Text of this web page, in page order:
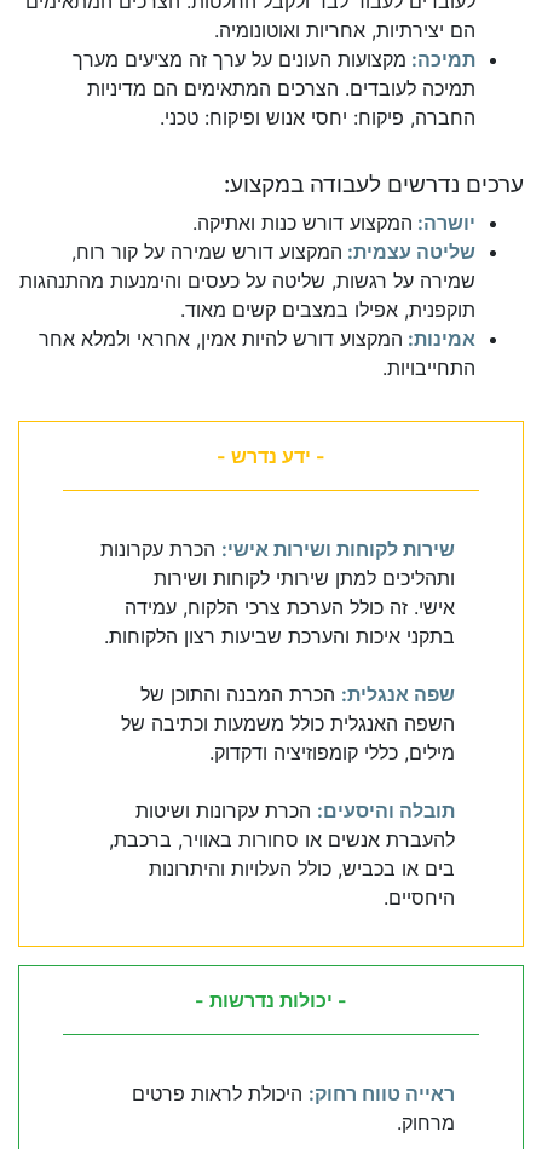
הם יצירתיות, אחריות ואוטונומיה.
תמיכה: מקצועות העונים על ערך זה מציעים מערך
תמיכה לעובדים. הצרכים המתאימים הם מדיניות
החברה, פיקוח: יחסי אנוש ופיקוח: טכני.
ערכים נדרשים לעבודה במקצוע:
יושרה: המקצוע דורש כנות ואתיקה.
שליטה עצמית: המקצוע דורש שמירה על קור רוח,
שמירה על רגשות, שליטה על כעסים והימנעות מהתנהגות
תוקפנית, אפילו במצבים קשים מאוד.
אמינות: המקצוע דורש להיות אמין, אחראי ולמלא אחר
התחייבויות.
- ידע נדרש -
שירות לקוחות ושירות אישי: הכרת עקרונות
ותהליכים למתן שירותי לקוחות ושירות
אישי. זה כולל הערכת צרכי הלקוח, עמידה
בתקני איכות והערכת שביעות רצון הלקוחות.
שפה אנגלית: הכרת המבנה והתוכן של
השפה האנגלית כולל משמעות וכתיבה של
מילים, כללי קומפוזיציה ודקדוק.
תובלה והיסעים: הכרת עקרונות ושיטות
להעברת אנשים או סחורות באוויר, ברכבת,
בים או בכביש, כולל העלויות והיתרונות
היחסיים.
- יכולות נדרשות -
ראייה טווח רחוק: היכולת לראות פרטים
מרחוק.